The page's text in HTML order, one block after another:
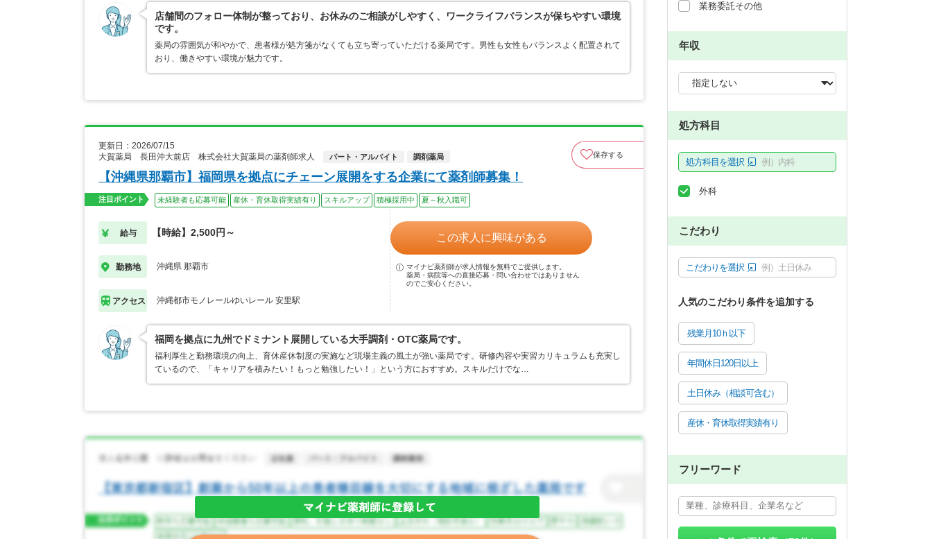
店舗間のフォロー体制が整っており、お休みのご相談がしやすく、ワークライフバランスが保ちやすい環境
です。
薬局の雰囲気が和やかで、患者様が処方箋がなくても立ち寄っていただける薬局です。男性も女性もバランスよく配置されて
おり、働きやすい環境が魅力です。
更新日：2026/07/15
大賀薬局 長田沖大前店 株式会社大賀薬局の薬剤師求人
パート・アルバイト 調剤薬局 保存する
【沖縄県那覇市】福岡県を拠点にチェーン展開をする企業にて薬剤師募集！
注目ポイント 未経験者も応募可能 産休・育休取得実績有り スキルアップ 積極採用中 夏～秋入職可
給与 【時給】2,500円～
勤務地 沖縄県 那覇市
アクセス 沖縄都市モノレールゆいレール 安里駅
この求人に興味がある
マイナビ薬剤師が求人情報を無料でご提供します。
薬局・病院等への直接応募・問い合わせではありません
のでご安心ください。
福岡を拠点に九州でドミナント展開している大手調剤・OTC薬局です。
福利厚生と勤務環境の向上、育休産休制度の実施など現場主義の風土が強い薬局です。研修内容や実習カリキュラムも充実し
ているので、「キャリアを積みたい！もっと勉強したい！」という方におすすめ。スキルだけでな…
業務委託その他
年収
処方科目
処方科目を選択 例）内科
外科
こだわり
こだわりを選択 例）土日休み
人気のこだわり条件を追加する
残業月10ｈ以下
年間休日120日以上
土日休み（相談可含む）
産休・育休取得実績有り
フリーワード